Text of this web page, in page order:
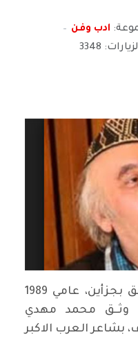
ادب وفن
3348
في مؤلف صدر في دمشق بجزأين، عامي 1989
وثــق محمد مهدي
بشاعر العرب الاكبر